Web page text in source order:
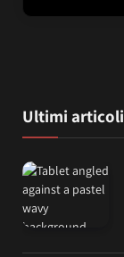
Ultimi articoli